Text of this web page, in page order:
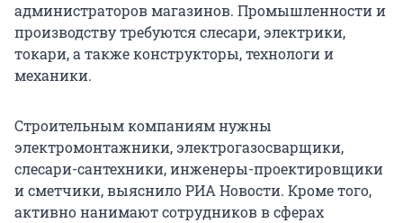
администраторов магазинов. Промышленности и
производству требуются слесари, электрики,
токари, а также конструкторы, технологи и
механики.
Строительным компаниям нужны
электромонтажники, электрогазосварщики,
слесари-сантехники, инженеры-проектировщики
и сметчики, выяснило РИА Новости. Кроме того,
активно нанимают сотрудников в сферах